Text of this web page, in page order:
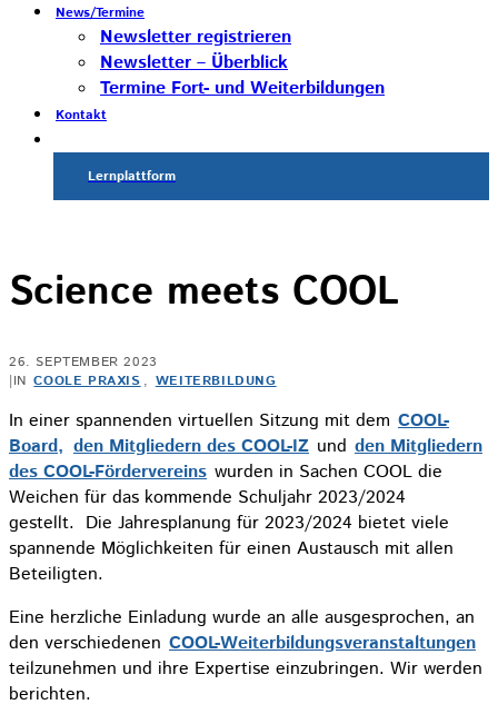
News/Termine
Newsletter registrieren
Newsletter – Überblick
Termine Fort- und Weiterbildungen
Kontakt
Lernplattform
Science meets COOL
26. SEPTEMBER 2023
|IN COOLE PRAXIS , WEITERBILDUNG
In einer spannenden virtuellen Sitzung mit dem COOL-
Board, den Mitgliedern des COOL-IZ und den Mitgliedern
des COOL-Fördervereins wurden in Sachen COOL die
Weichen für das kommende Schuljahr 2023/2024
gestellt. Die Jahresplanung für 2023/2024 bietet viele
spannende Möglichkeiten für einen Austausch mit allen
Beteiligten.
Eine herzliche Einladung wurde an alle ausgesprochen, an
den verschiedenen COOL-Weiterbildungsveranstaltungen
teilzunehmen und ihre Expertise einzubringen. Wir werden
berichten.